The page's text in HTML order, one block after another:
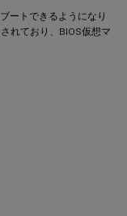
ートできるようになり
れており、BIOS仮想マ